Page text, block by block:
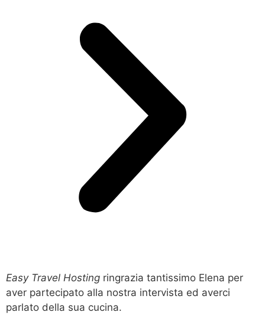
Easy Travel Hosting ringrazia tantissimo Elena per
aver partecipato alla nostra intervista ed averci
parlato della sua cucina.